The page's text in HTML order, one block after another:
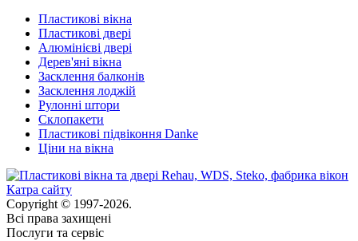
Пластикові вікна
Пластикові двері
Алюмінієві двері
Дерев'яні вікна
Засклення балконів
Засклення лоджій
Рулонні штори
Склопакети
Пластикові підвіконня Danke
Ціни на вікна
Катра сайту
Copyright © 1997-2026.
Всі права захищені
Послуги та сервіс